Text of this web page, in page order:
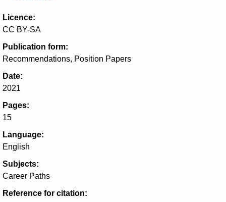
Licence:
CC BY-SA
Publication form:
Recommendations, Position Papers
Date:
2021
Pages:
15
Language:
English
Subjects:
Career Paths
Reference for citation: